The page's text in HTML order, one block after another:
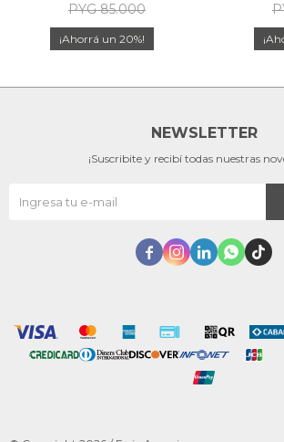
PYG 85.000
20
NEWSLETTER
¡Suscribite y recibí todas nuestras
    